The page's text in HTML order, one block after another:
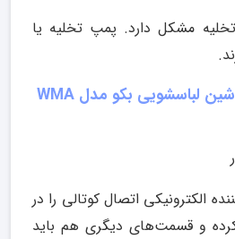
مشکل دارد. پمپ تخلیه یا
ماشین لباسشویی بکو مدل WMA
الکترونیکی اتصال کوتالی را در
و قسمت‌های دیگری هم باید